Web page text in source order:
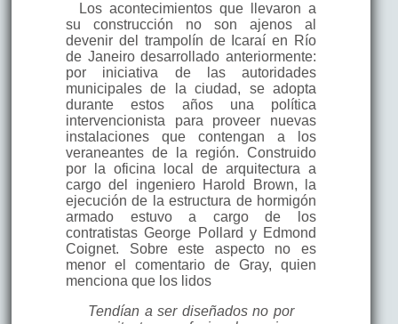
Los acontecimientos que llevaron a
su construcción no son ajenos al
devenir del trampolín de Icaraí en Río
de Janeiro desarrollado anteriormente:
por iniciativa de las autoridades
municipales de la ciudad, se adopta
durante estos años una política
intervencionista para proveer nuevas
instalaciones que contengan a los
veraneantes de la región. Construido
por la oficina local de arquitectura a
cargo del ingeniero Harold Brown, la
ejecución de la estructura de hormigón
armado estuvo a cargo de los
contratistas George Pollard y Edmond
Coignet. Sobre este aspecto no es
menor el comentario de Gray, quien
menciona que los lidos
Tendían a ser diseñados no por